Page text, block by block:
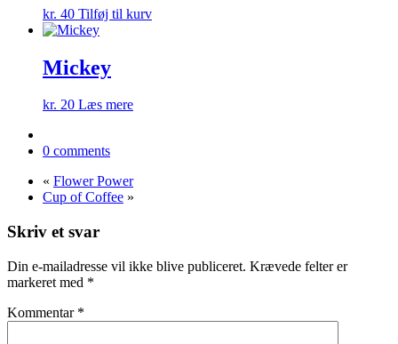
kr. 40 Tilføj til kurv
Mickey
kr. 20 Læs mere
0 comments
« Flower Power
Cup of Coffee »
Skriv et svar
Din e-mailadresse vil ikke blive publiceret. Krævede felter er
markeret med *
Kommentar *